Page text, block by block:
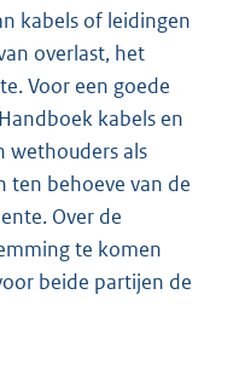
kabels of leidingen
overlast, het
Voor een goede
kabels en
wethouders als
ten behoeve van de
Over de
te komen
beide partijen de